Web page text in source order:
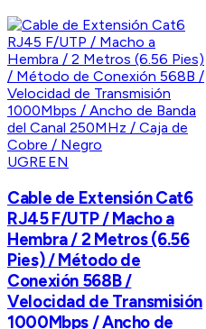
UGREEN
Cable de Extensión Cat6
RJ45 F/UTP / Macho a
Hembra / 2 Metros (6.56
Pies) / Método de
Conexión 568B /
Velocidad de Transmisión
1000Mbps / Ancho de